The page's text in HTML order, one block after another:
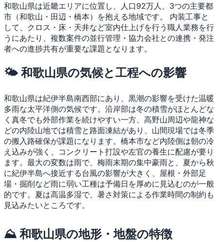
和歌山県は近畿エリアに位置し、人口92万人、3つの主要都
市（和歌山・田辺・橋本）を抱える地域です。 内装工事と
して、クロス・床・天井など室内仕上げを行う職人業務を行
うにあたり、複数案件の並行管理・協力会社との連携・発注
者への進捗共有が重要な課題となります。
🌤 和歌山県の気候と工程への影響
和歌山県は紀伊半島南西部にあり、黒潮の影響を受けた温暖
多雨な太平洋側の気候です。沿岸部は冬の積雪がほとんどな
く真冬でも外部作業を続けやすい一方、高野山周辺や龍神な
どの内陸山地では積雪と路面凍結があり、山間現場では冬季
の搬入路確保が課題になります。橋本市など内陸側は朝の冷
え込みが強く、コンクリート打設や左官の養生に配慮が要り
ます。最大の変数は雨で、梅雨末期の集中豪雨と、夏から秋
に紀伊半島へ接近する台風の影響が大きく、屋根・外部足
場・掘削など雨に弱い工種は予備日を厚めに見込むのが一般
的です。夏は高温多湿で、暑さ対策による作業時間の制約も
見込みたいところです。
⛰ 和歌山県の地形・地盤の特徴